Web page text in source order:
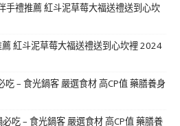
手禮推薦 紅斗泥草莓大福送禮送到心坎
紅斗泥草莓大福送禮送到心坎裡 2024
吃 – 食光鍋客 嚴選食材 高CP值 藥膳養身
吃 – 食光鍋客 嚴選食材 高CP值 藥膳養